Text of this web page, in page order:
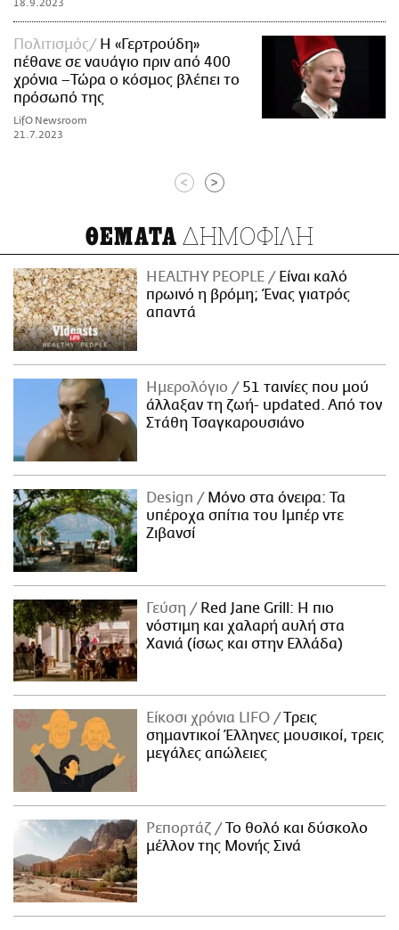
18.9.2023
Πολιτισμός
Η «Γερτρούδη»
πέθανε σε ναυάγιο πριν από 400
χρόνια –Τώρα ο κόσμος βλέπει το
πρόσωπό της
LifO Newsroom
21.7.2023
< >
ΘΕΜΑΤΑ ΔΗΜΟΦΙΛΗ
HEALTHY PEOPLE
Είναι καλό
πρωινό η βρόμη; Ένας γιατρός
απαντά
Ημερολόγιο
51 ταινίες που μού
άλλαξαν τη ζωή- updated. Aπό τον
Στάθη Τσαγκαρουσιάνο
Design
Μόνο στα όνειρα: Τα
υπέροχα σπίτια του Ιμπέρ ντε
Ζιβανσί
Γεύση
Red Jane Grill: Η πιο
νόστιμη και χαλαρή αυλή στα
Χανιά (ίσως και στην Ελλάδα)
Είκοσι χρόνια LIFO
Tρεις
σημαντικοί Έλληνες μουσικοί, τρεις
μεγάλες απώλειες
Ρεπορτάζ
Το θολό και δύσκολο
μέλλον της Μονής Σινά